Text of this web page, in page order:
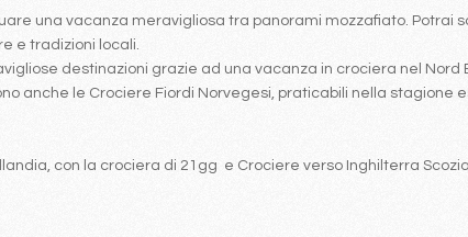
una vacanza meravigliosa tra panorami mozzafiato. Potrai
e tradizioni locali.
destinazioni grazie ad una vacanza in crociera nel
anche le Crociere Fiordi Norvegesi, praticabili nella stagione
con la crociera di 21gg e Crociere verso Inghilterra